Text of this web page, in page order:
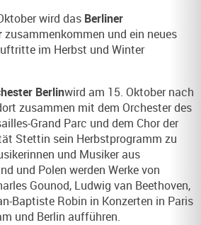
wird das Berliner
zusammenkommen und ein neues
im Herbst und Winter
Berlinwird am 15. Oktober nach
zusammen mit dem Orchester des
Grand Parc und dem Chor der
Stettin sein Herbstprogramm zu
und Musiker aus
und Polen werden Werke von
Gounod, Ludwig van Beethoven,
Baptiste Robin in Konzerten in Paris
und Berlin aufführen.